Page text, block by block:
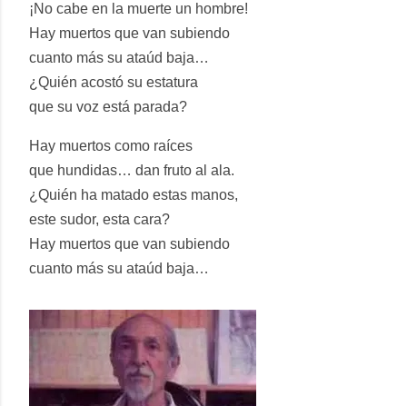
¡No cabe en la muerte un hombre!
Hay muertos que van subiendo
cuanto más su ataúd baja…
¿Quién acostó su estatura
que su voz está parada?
Hay muertos como raíces
que hundidas… dan fruto al ala.
¿Quién ha matado estas manos,
este sudor, esta cara?
Hay muertos que van subiendo
cuanto más su ataúd baja…